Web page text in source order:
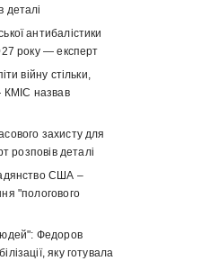
деталі
антибалістики
року — експерт
війну стільки,
КМІС назвав
захисту для
розповів деталі
США –
"пологового
Федоров
яку готувала